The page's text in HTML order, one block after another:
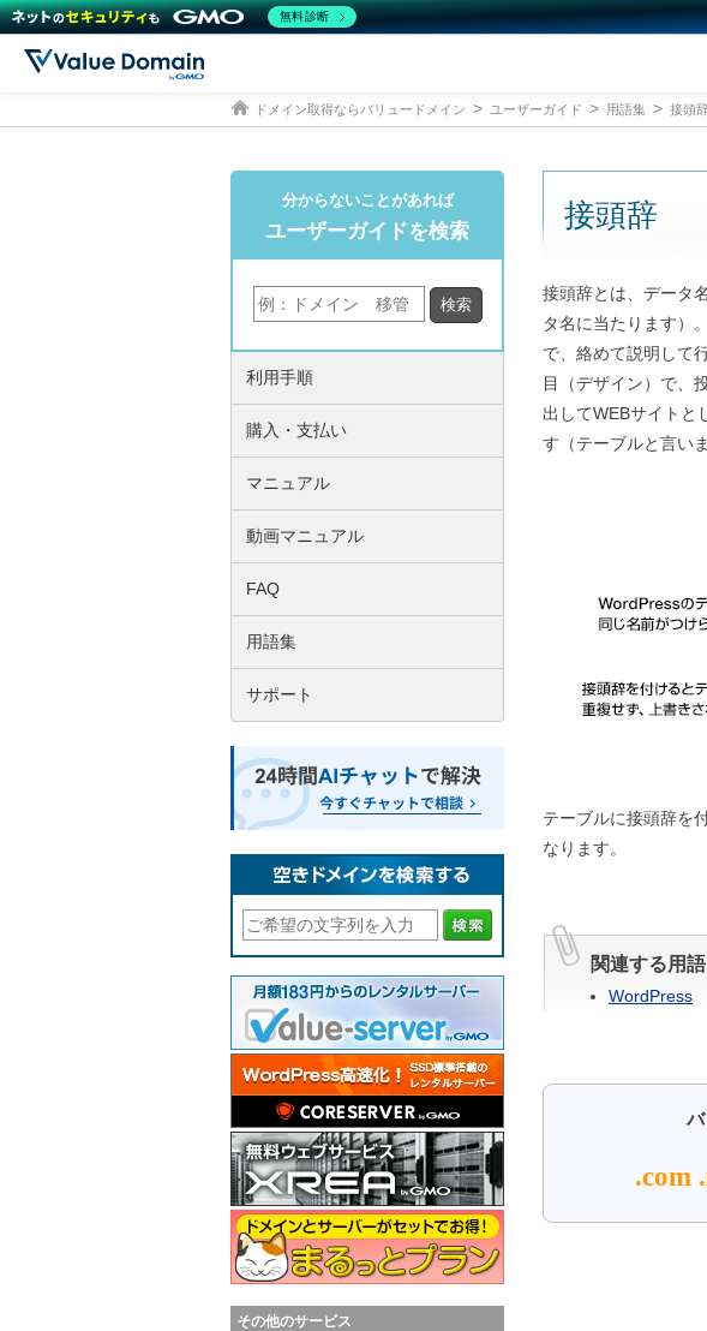
ドメイン取得ならバリュードメイン ユーザーガイド 用語集 接頭
分からないことがあれば
ユーザーガイドを検索
利用手順
購入・支払い
マニュアル
動画マニュアル
FAQ
用語集
サポート
その他のサービス
接頭辞
接頭辞とは、データ
タ名に当たります）
で、絡めて説明して
目（デザイン）で、
出してWEBサイトと
す（テーブルと言い
テーブルに接頭辞を
なります。
関連する用語
WordPress
バ
.com
無料診断